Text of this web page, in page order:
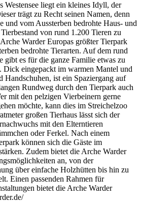
Westensee liegt ein kleines Idyll, der
trägt zu Recht seinen Namen, denn
und vom Aussterben bedrohte Haus- und
von rund 1.200 Tieren zu
Warder Europas größter Tierpark
bedrohte Tierarten. Auf dem rund
gibt es für die ganze Familie etwas zu
Dick eingepackt im warmen Mantel und
Handschuhen, ist ein Spaziergang auf
Rundweg durch den Tierpark auch
mit den pelzigen Vierbeinern gerne
möchte, kann dies im Streichelzoo
großen Tierhaus lässt sich der
mit den Elterntieren
oder Ferkel. Nach einem
können sich die Gäste im
Zudem bietet die Arche Warder
an, von der
über einfache Holzhütten bis hin zu
Einen passenden Rahmen für
bietet die Arche Warder